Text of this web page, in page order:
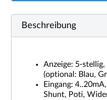
Beschreibung
Anzeige: 5-
(optional: Blau,
Eingang:
Shunt, Poti,